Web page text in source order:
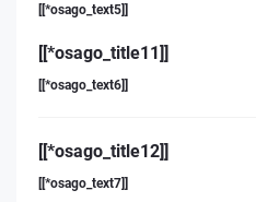
[[*osago_text5]]
[[*osago_title11]]
[[*osago_text6]]
[[*osago_title12]]
[[*osago_text7]]